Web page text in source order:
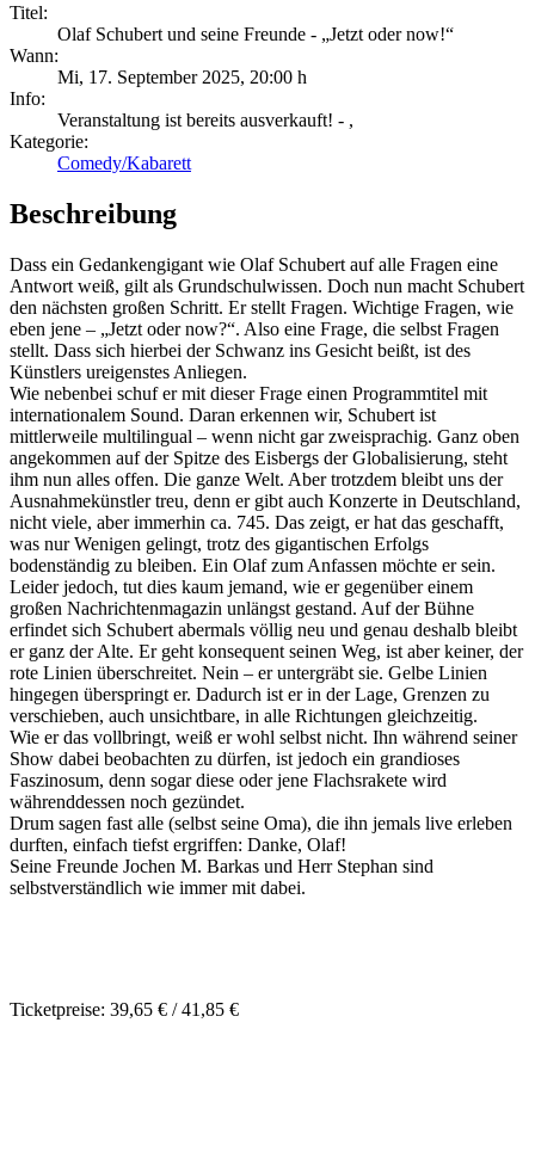
Titel:
Olaf Schubert und seine Freunde - „Jetzt oder now!“
Wann:
Mi, 17. September 2025, 20:00 h
Info:
Veranstaltung ist bereits ausverkauft! - ,
Kategorie:
Comedy/Kabarett
Beschreibung
Dass ein Gedankengigant wie Olaf Schubert auf alle Fragen eine
Antwort weiß, gilt als Grundschulwissen. Doch nun macht Schubert
den nächsten großen Schritt. Er stellt Fragen. Wichtige Fragen, wie
eben jene – „Jetzt oder now?“. Also eine Frage, die selbst Fragen
stellt. Dass sich hierbei der Schwanz ins Gesicht beißt, ist des
Künstlers ureigenstes Anliegen.
Wie nebenbei schuf er mit dieser Frage einen Programmtitel mit
internationalem Sound. Daran erkennen wir, Schubert ist
mittlerweile multilingual – wenn nicht gar zweisprachig. Ganz oben
angekommen auf der Spitze des Eisbergs der Globalisierung, steht
ihm nun alles offen. Die ganze Welt. Aber trotzdem bleibt uns der
Ausnahmekünstler treu, denn er gibt auch Konzerte in Deutschland,
nicht viele, aber immerhin ca. 745. Das zeigt, er hat das geschafft,
was nur Wenigen gelingt, trotz des gigantischen Erfolgs
bodenständig zu bleiben. Ein Olaf zum Anfassen möchte er sein.
Leider jedoch, tut dies kaum jemand, wie er gegenüber einem
großen Nachrichtenmagazin unlängst gestand. Auf der Bühne
erfindet sich Schubert abermals völlig neu und genau deshalb bleibt
er ganz der Alte. Er geht konsequent seinen Weg, ist aber keiner, der
rote Linien überschreitet. Nein – er untergräbt sie. Gelbe Linien
hingegen überspringt er. Dadurch ist er in der Lage, Grenzen zu
verschieben, auch unsichtbare, in alle Richtungen gleichzeitig.
Wie er das vollbringt, weiß er wohl selbst nicht. Ihn während seiner
Show dabei beobachten zu dürfen, ist jedoch ein grandioses
Faszinosum, denn sogar diese oder jene Flachsrakete wird
währenddessen noch gezündet.
Drum sagen fast alle (selbst seine Oma), die ihn jemals live erleben
durften, einfach tiefst ergriffen: Danke, Olaf!
Seine Freunde Jochen M. Barkas und Herr Stephan sind
selbstverständlich wie immer mit dabei.
Ticketpreise: 39,65 € / 41,85 €